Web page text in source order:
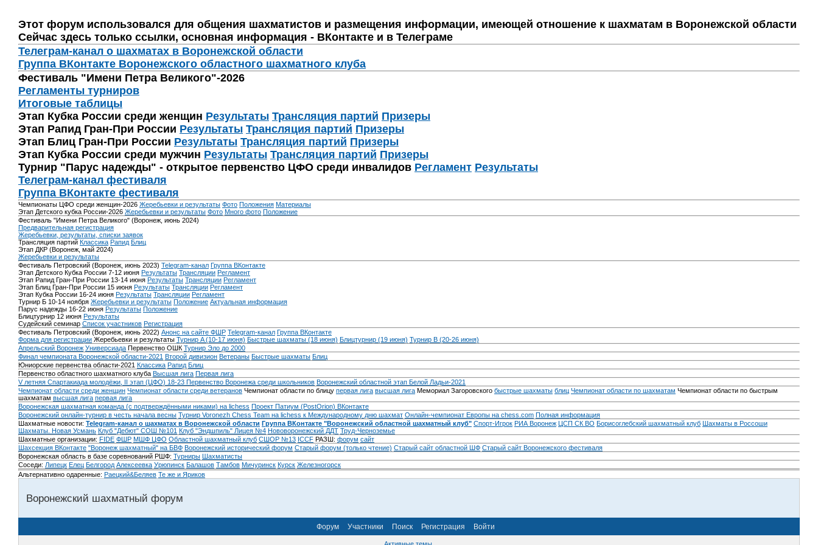
Этот форум использовался для общения шахматистов и размещения информации, имеющей отношение к шахматам в Воронежской области
Сейчас здесь только ссылки, основная информация - ВКонтакте и в Телеграме
Телеграм-канал о шахматах в Воронежской области
Группа ВКонтакте Воронежского областного шахматного клуба
Фестиваль "Имени Петра Великого"-2026
Регламенты турниров
Итоговые таблицы
Этап Кубка России среди женщин Результаты Трансляция партий Призеры
Этап Рапид Гран-При России Результаты Трансляция партий Призеры
Этап Блиц Гран-При России Результаты Трансляция партий Призеры
Этап Кубка России среди мужчин Результаты Трансляция партий Призеры
Турнир "Парус надежды" - открытое первенство ЦФО среди инвалидов Регламент Результаты
Телеграм-канал фестиваля
Группа ВКонтакте фестиваля
Чемпионаты ЦФО среди женщин-2026 Жеребьевки и результаты Фото Положения Материалы
Этап Детского кубка России-2026 Жеребьевки и результаты Фото Много фото Положение
Фестиваль "Имени Петра Великого" (Воронеж, июнь 2024)
Предварительная регистрация
Жеребьевки, результаты, списки заявок
Трансляция партий Классика Рапид Блиц
Этап ДКР (Воронеж, май 2024)
Жеребьевки и результаты
Фестиваль Петровский (Воронеж, июнь 2023) Telegram-канал Группа ВКонтакте
Этап Детского Кубка России 7-12 июня Результаты Трансляции Регламент
Этап Рапид Гран-При России 13-14 июня Результаты Трансляции Регламент
Этап Блиц Гран-При России 15 июня Результаты Трансляции Регламент
Этап Кубка России 16-24 июня Результаты Трансляции Регламент
Турнир Б 10-14 ноября Жеребьевки и результаты Положение Актуальная информация
Парус надежды 16-22 июня Результаты Положение
Блицтурнир 12 июня Результаты
Судейский семинар Список участников Регистрация
Фестиваль Петровский (Воронеж, июнь 2022) Анонс на сайте ФШР Telegram-канал Группа ВКонтакте
Форма для регистрации Жеребьевки и результаты Турнир A (10-17 июня) Быстрые шахматы (18 июня) Блицтурнир (19 июня) Турнир B (20-26 июня)
Апрельский Воронеж Универсиада Первенство ОШК Турнир Эло до 2000
Финал чемпионата Воронежской области-2021 Второй дивизион Ветераны Быстрые шахматы Блиц
Юниорские первенства области-2021 Классика Рапид Блиц
Первенство областного шахматного клуба Высшая лига Первая лига
V летняя Спартакиада молодёжи, II этап (ЦФО) 18-23 Первенство Воронежа среди школьников Воронежский областной этап Белой Ладьи-2021
Чемпионат области среди женщин Чемпионат области среди ветеранов Чемпионат области по блицу первая лига высшая лига Мемориал Загоровского быстрые шахматы блиц Чемпионат области по шахматам Чемпионат области по быстрым
шахматам высшая лига первая лига
Воронежская шахматная команда (с подтверждёнными никами) на lichess Проект Патиум (PostOrion) ВКонтакте
Воронежский онлайн-турнир в честь начала весны Турнир Voronezh Chess Team на lichess к Международному дню шахмат Онлайн-чемпионат Европы на chess.com Полная информация
Шахматные новости: Telegram-канал о шахматах в Воронежской области Группа ВКонтакте "Воронежский областной шахматный клуб" Спорт-Игрок РИА Воронеж ЦСП СК ВО Борисоглебский шахматный клуб Шахматы в Россоши
Шахматы. Новая Усмань Клуб "Дебют" СОШ №101 Клуб "Эндшпиль" Лицея №4 Нововоронежский ДДТ Труд-Черноземье
Шахматные организации: FIDE ФШР МШФ ЦФО Областной шахматный клуб СШОР №13 ICCF РАЗШ: форум сайт
Шахсекция ВКонтакте "Воронеж шахматный" на БВФ Воронежский исторический форум Cтарый форум (только чтение) Старый сайт областной ШФ Старый сайт Воронежского фестиваля
Воронежская область в базе соревнований РШФ: Турниры Шахматисты
Соседи: Липецк Елец Белгород Алексеевка Урюпинск Балашов Тамбов Мичуринск Курск Железногорск
Альтернативно одаренные: Раецкий&Беляев Те же и Яриков
Воронежский шахматный форум
Форум Участники Поиск Регистрация Войти